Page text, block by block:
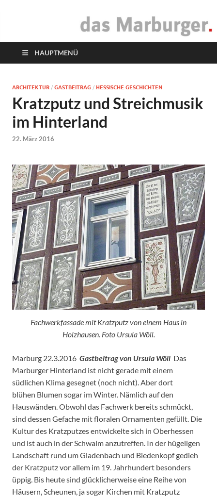
das Marburger.
HAUPTMENÜ
ARCHITEKTUR / GASTBEITRAG / HESSISCHE GESCHICHTEN
Kratzputz und Streichmusik
im Hinterland
22. März 2016
Fachwerkfassade mit Kratzputz von einem Haus in
Holzhausen. Foto Ursula Wöll.
Marburg 22.3.2016 Gastbeitrag von Ursula Wöll Das
Marburger Hinterland ist nicht gerade mit einem
südlichen Klima gesegnet (noch nicht). Aber dort
blühen Blumen sogar im Winter. Nämlich auf den
Hauswänden. Obwohl das Fachwerk bereits schmückt,
sind dessen Gefache mit floralen Ornamenten gefüllt. Die
Kultur des Kratzputzes entwickelte sich in Oberhessen
und ist auch in der Schwalm anzutreffen. In der hügeligen
Landschaft rund um Gladenbach und Biedenkopf gedieh
der Kratzputz vor allem im 19. Jahrhundert besonders
üppig. Bis heute sind glücklicherweise eine Reihe von
Häusern, Scheunen, ja sogar Kirchen mit Kratzputz